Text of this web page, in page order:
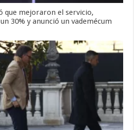
que mejoraron el servicio,
30% y anunció un vademécum